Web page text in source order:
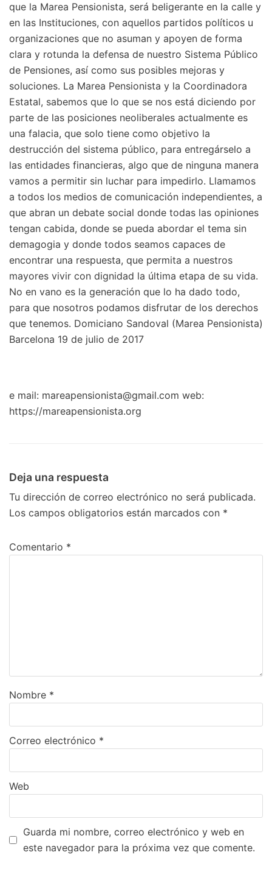
que la Marea Pensionista, será beligerante en la calle y
en las Instituciones, con aquellos partidos políticos u
organizaciones que no asuman y apoyen de forma
clara y rotunda la defensa de nuestro Sistema Público
de Pensiones, así como sus posibles mejoras y
soluciones. La Marea Pensionista y la Coordinadora
Estatal, sabemos que lo que se nos está diciendo por
parte de las posiciones neoliberales actualmente es
una falacia, que solo tiene como objetivo la
destrucción del sistema público, para entregárselo a
las entidades financieras, algo que de ninguna manera
vamos a permitir sin luchar para impedirlo. Llamamos
a todos los medios de comunicación independientes, a
que abran un debate social donde todas las opiniones
tengan cabida, donde se pueda abordar el tema sin
demagogia y donde todos seamos capaces de
encontrar una respuesta, que permita a nuestros
mayores vivir con dignidad la última etapa de su vida.
No en vano es la generación que lo ha dado todo,
para que nosotros podamos disfrutar de los derechos
que tenemos. Domiciano Sandoval (Marea Pensionista)
Barcelona 19 de julio de 2017
e mail: mareapensionista@gmail.com web:
https://mareapensionista.org
Deja una respuesta
Tu dirección de correo electrónico no será publicada.
Los campos obligatorios están marcados con *
Comentario *
Nombre *
Correo electrónico *
Web
Guarda mi nombre, correo electrónico y web en
este navegador para la próxima vez que comente.